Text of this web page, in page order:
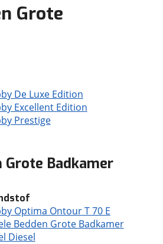
Grote
De Luxe Edition
Excellent Edition
Prestige
Grote Badkamer
Optima Ontour T 70 E
Bedden Grote Badkamer
Diesel